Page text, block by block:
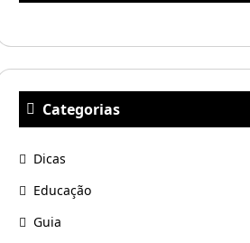
Categorias
Dicas
Educação
Guia